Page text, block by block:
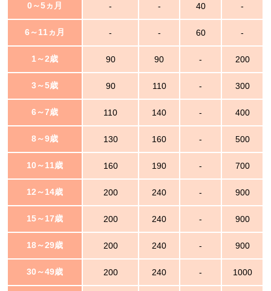
0～5ヵ月 - - 40 -
6～11ヵ月 - - 60 -
1～2歳 90 90 - 200
3～5歳 90 110 - 300
6～7歳 110 140 - 400
8～9歳 130 160 - 500
10～11歳 160 190 - 700
12～14歳 200 240 - 900
15～17歳 200 240 - 900
18～29歳 200 240 - 900
30～49歳 200 240 - 1000